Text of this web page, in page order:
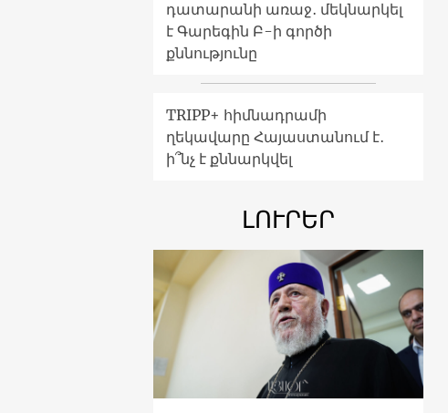
դատարանի առաջ․ մեկնարկել
է Գարեգին Բ-ի գործի
քննությունը
TRIPP+ հիմնադրամի
ղեկավարը Հայաստանում է․
ի՞նչ է քննարկվել
ԼՈՒՐԵՐ